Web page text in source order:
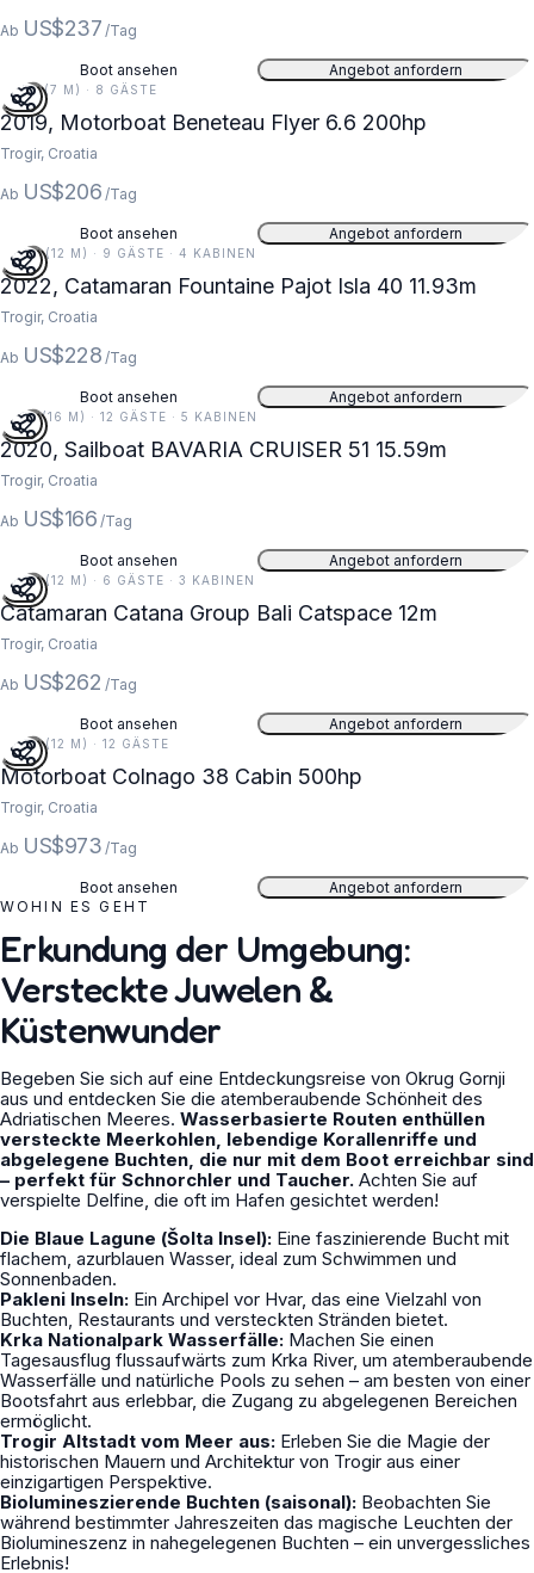
Ab US$237 /Tag
Boot ansehen Angebot anfordern
22 FT (7 M) · 8 GÄSTE
2019, Motorboat Beneteau Flyer 6.6 200hp
Trogir, Croatia
Ab US$206 /Tag
Boot ansehen Angebot anfordern
39 FT (12 M) · 9 GÄSTE · 4 KABINEN
2022, Catamaran Fountaine Pajot Isla 40 11.93m
Trogir, Croatia
Ab US$228 /Tag
Boot ansehen Angebot anfordern
51 FT (16 M) · 12 GÄSTE · 5 KABINEN
2020, Sailboat BAVARIA CRUISER 51 15.59m
Trogir, Croatia
Ab US$166 /Tag
Boot ansehen Angebot anfordern
39 FT (12 M) · 6 GÄSTE · 3 KABINEN
Catamaran Catana Group Bali Catspace 12m
Trogir, Croatia
Ab US$262 /Tag
Boot ansehen Angebot anfordern
39 FT (12 M) · 12 GÄSTE
Motorboat Colnago 38 Cabin 500hp
Trogir, Croatia
Ab US$973 /Tag
Boot ansehen
Angebot anfordern
WOHIN ES GEHT
Erkundung der Umgebung:
Versteckte Juwelen &
Küstenwunder
Begeben Sie sich auf eine Entdeckungsreise von Okrug Gornji
aus und entdecken Sie die atemberaubende Schönheit des
Adriatischen Meeres. Wasserbasierte Routen enthüllen
versteckte Meerkohlen, lebendige Korallenriffe und
abgelegene Buchten, die nur mit dem Boot erreichbar sind
– perfekt für Schnorchler und Taucher. Achten Sie auf
verspielte Delfine, die oft im Hafen gesichtet werden!
Die Blaue Lagune (Šolta Insel): Eine faszinierende Bucht mit
flachem, azurblauen Wasser, ideal zum Schwimmen und
Sonnenbaden.
Pakleni Inseln: Ein Archipel vor Hvar, das eine Vielzahl von
Buchten, Restaurants und versteckten Stränden bietet.
Krka Nationalpark Wasserfälle: Machen Sie einen
Tagesausflug flussaufwärts zum Krka River, um atemberaubende
Wasserfälle und natürliche Pools zu sehen – am besten von einer
Bootsfahrt aus erlebbar, die Zugang zu abgelegenen Bereichen
ermöglicht.
Trogir Altstadt vom Meer aus: Erleben Sie die Magie der
historischen Mauern und Architektur von Trogir aus einer
einzigartigen Perspektive.
Biolumineszierende Buchten (saisonal): Beobachten Sie
während bestimmter Jahreszeiten das magische Leuchten der
Biolumineszenz in nahegelegenen Buchten – ein unvergessliches
Erlebnis!